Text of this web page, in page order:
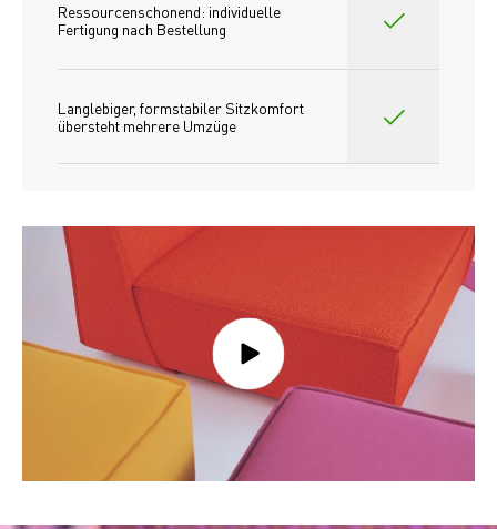
Ressourcenschonend: individuelle
Fertigung nach Bestellung
Langlebiger, formstabiler Sitzkomfort
übersteht mehrere Umzüge